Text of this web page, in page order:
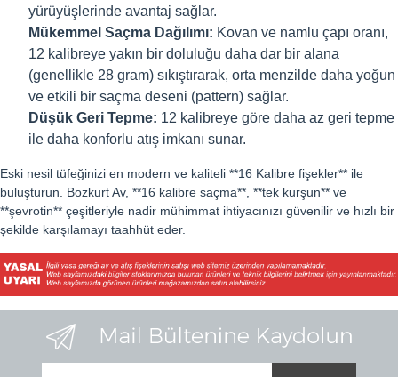
yürüyüşlerinde avantaj sağlar.
Mükemmel Saçma Dağılımı: Kovan ve namlu çapı oranı,
12 kalibreye yakın bir doluluğu daha dar bir alana
(genellikle 28 gram) sıkıştırarak, orta menzilde daha yoğun
ve etkili bir saçma deseni (pattern) sağlar.
Düşük Geri Tepme: 12 kalibreye göre daha az geri tepme
ile daha konforlu atış imkanı sunar.
Eski nesil tüfeğinizi en modern ve kaliteli **16 Kalibre fişekler** ile
buluşturun. Bozkurt Av, **16 kalibre saçma**, **tek kurşun** ve
**şevrotin** çeşitleriyle nadir mühimmat ihtiyacınızı güvenilir ve hızlı bir
şekilde karşılamayı taahhüt eder.